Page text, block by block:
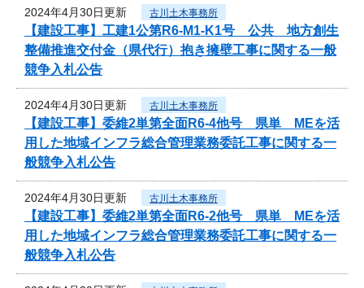
2024年4月30日更新 古川土木事務所
【建設工事】工建1公第R6-M1-K1号 公共 地方創生
整備推進交付金（県代行）抱き擁壁工事に関する一般
競争入札公告
2024年4月30日更新 古川土木事務所
【建設工事】委維2単第全面R6-4他号 県単 MEを活
用した地域インフラ総合管理業務委託工事に関する一
般競争入札公告
2024年4月30日更新 古川土木事務所
【建設工事】委維2単第全面R6-2他号 県単 MEを活
用した地域インフラ総合管理業務委託工事に関する一
般競争入札公告